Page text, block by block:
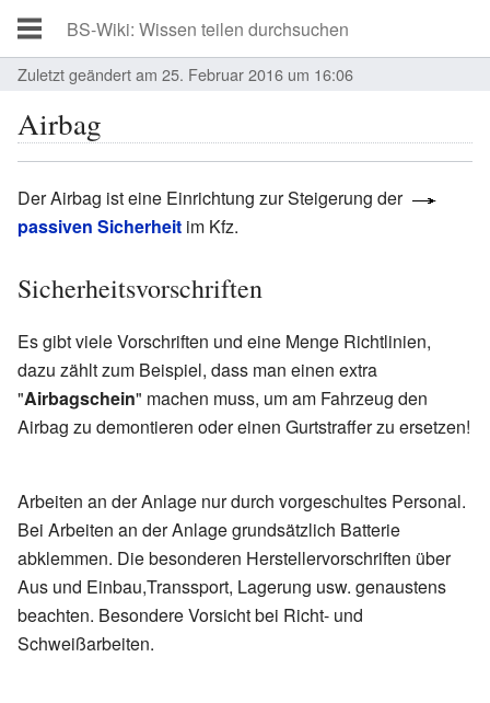
Zuletzt geändert am 25. Februar 2016 um 16:06
Airbag
Der Airbag ist eine Einrichtung zur Steigerung der
passiven Sicherheit im Kfz.
Sicherheitsvorschriften
Es gibt viele Vorschriften und eine Menge Richtlinien,
dazu zählt zum Beispiel, dass man einen extra
"Airbagschein" machen muss, um am Fahrzeug den
Airbag zu demontieren oder einen Gurtstraffer zu ersetzen!
Arbeiten an der Anlage nur durch vorgeschultes Personal.
Bei Arbeiten an der Anlage grundsätzlich Batterie
abklemmen. Die besonderen Herstellervorschriften über
Aus und Einbau,Transsport, Lagerung usw. genaustens
beachten. Besondere Vorsicht bei Richt- und
Schweißarbeiten.